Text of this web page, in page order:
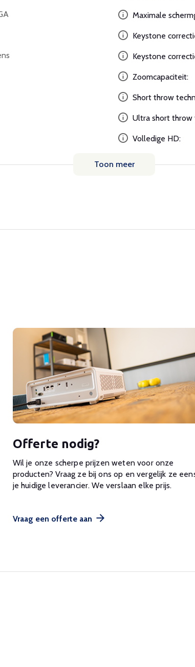
Maximale
Keystone
Keystone
Zoomcapaciteit:
Short throw
Ultra short throw
Volledige HD:
Toon meer
Offerte nodig?
Wil je onze scherpe prijzen weten voor onze
producten? Vraag ze bij ons op en vergelijk ze
je huidige leverancier. We verslaan elke prijs.
Vraag een offerte aan